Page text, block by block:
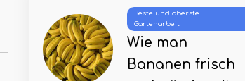
Beste und oberste
Gartenarbeit
Wie man
Bananen frisch